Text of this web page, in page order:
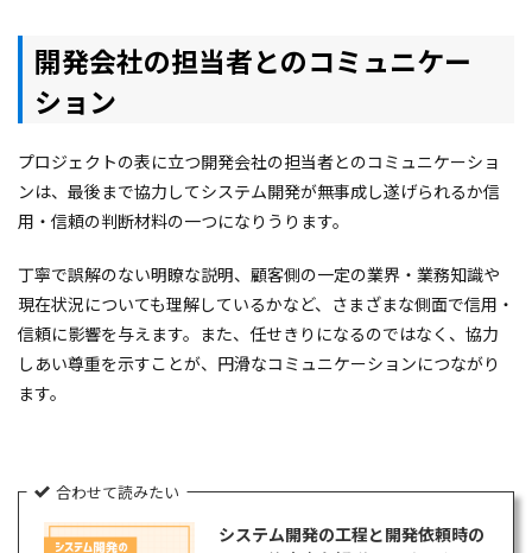
開発会社の担当者とのコミュニケー
ション
プロジェクトの表に立つ開発会社の担当者とのコミュニケーショ
ンは、最後まで協力してシステム開発が無事成し遂げられるか信
用・信頼の判断材料の一つになりうります。
丁寧で誤解のない明瞭な説明、顧客側の一定の業界・業務知識や
現在状況についても理解しているかなど、さまざまな側面で信用・
信頼に影響を与えます。また、任せきりになるのではなく、協力
しあい尊重を示すことが、円滑なコミュニケーションにつながり
ます。
合わせて読みたい
システム開発の工程と開発依頼時の